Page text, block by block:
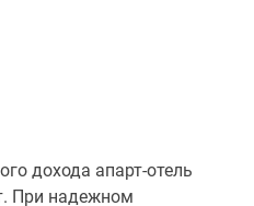
дохода апарт-отель
При надежном